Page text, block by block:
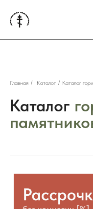
Главная / Каталог / Каталог
Каталог